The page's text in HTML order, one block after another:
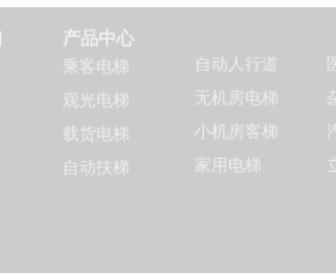
产品中心
乘客电梯
观光电梯
载货电梯
自动扶梯
自动人行道
无机房电梯
小机房客梯
家用电梯